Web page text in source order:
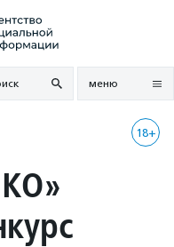
меню
18+